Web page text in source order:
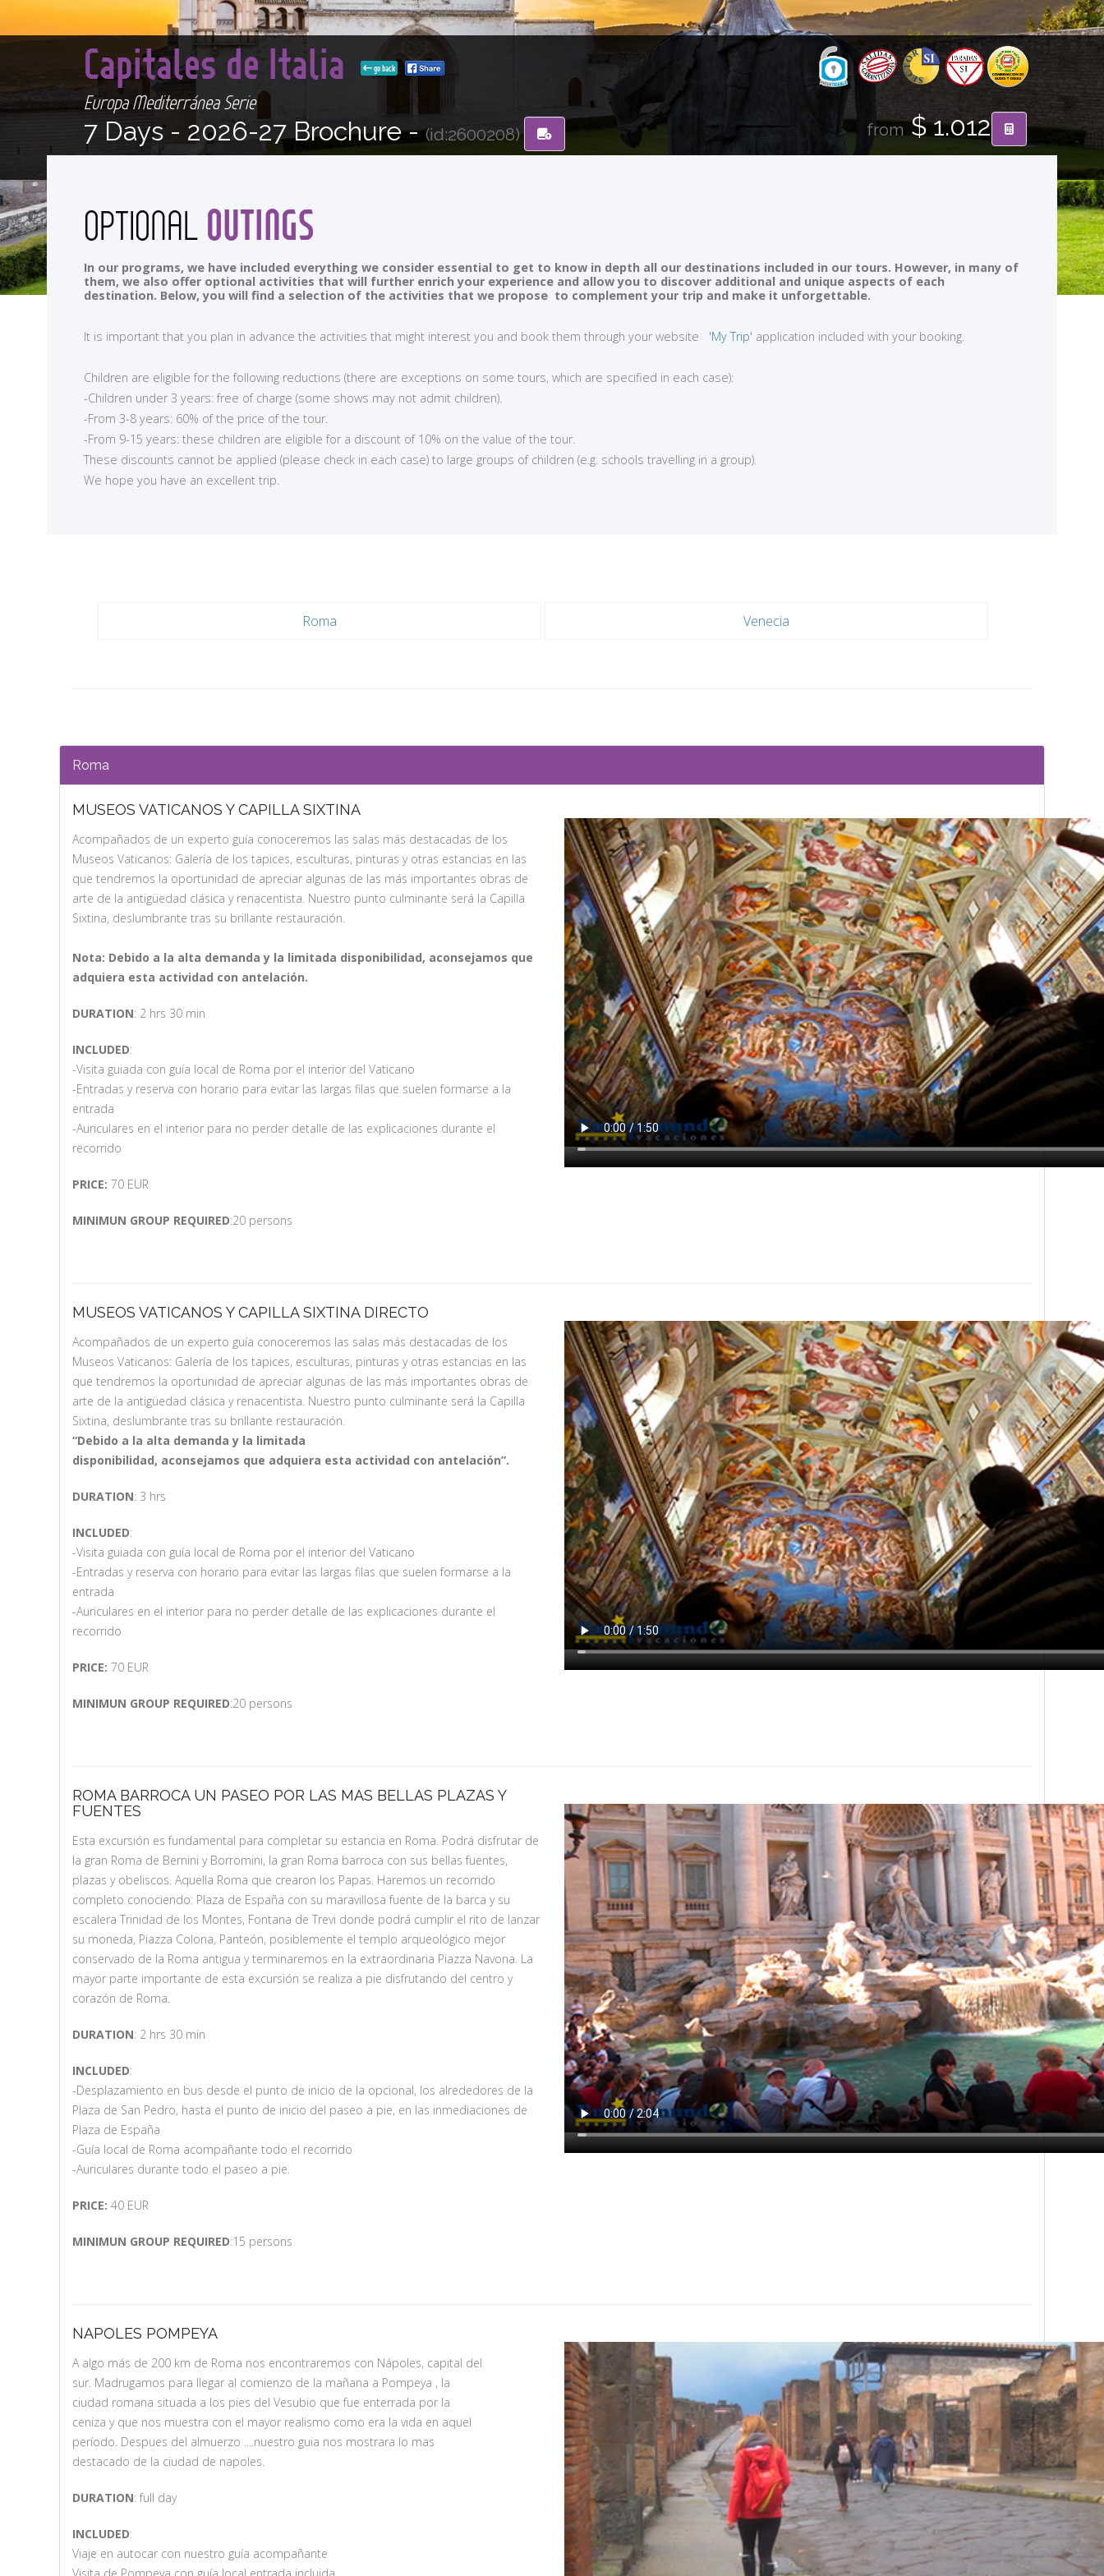
Capitales de Italia go back
Europa Mediterránea Serie
7 Days - 2026-27 Brochure -(id:2600208) from$ 1.012
OPTIONALOUTINGS
In our programs, we have included everything we consider essential to get to know in depth all our destinations included in our tours. However, in many of
them, we also offer optional activities that will further enrich your experience and allow you to discover additional and unique aspects of each
destination. Below, you will find a selection of the activities that we propose to complement your trip and make it unforgettable.
It is important that you plan in advance the activities that might interest you and book them through your website 'My Trip' application included with your booking.
Children are eligible for the following reductions (there are exceptions on some tours, which are specified in each case):
-Children under 3 years: free of charge (some shows may not admit children).
-From 3-8 years: 60% of the price of the tour.
-From 9-15 years: these children are eligible for a discount of 10% on the value of the tour.
These discounts cannot be applied (please check in each case) to large groups of children (e.g. schools travelling in a group).
We hope you have an excellent trip.
Roma Venecia
Roma
MUSEOS VATICANOS Y CAPILLA SIXTINA
Acompañados de un experto guía conoceremos las salas más destacadas de los
Museos Vaticanos: Galería de los tapices, esculturas, pinturas y otras estancias en las
que tendremos la oportunidad de apreciar algunas de las más importantes obras de
arte de la antigüedad clásica y renacentista. Nuestro punto culminante será la Capilla
Sixtina, deslumbrante tras su brillante restauración.
Nota: Debido a la alta demanda y la limitada disponibilidad, aconsejamos que
adquiera esta actividad con antelación.
DURATION: 2 hrs 30 min
INCLUDED:
-Visita guiada con guía local de Roma por el interior del Vaticano
-Entradas y reserva con horario para evitar las largas filas que suelen formarse a la
entrada
-Auriculares en el interior para no perder detalle de las explicaciones durante el
recorrido
PRICE: 70 EUR
MINIMUN GROUP REQUIRED:20 persons
MUSEOS VATICANOS Y CAPILLA SIXTINA DIRECTO
Acompañados de un experto guía conoceremos las salas más destacadas de los
Museos Vaticanos: Galería de los tapices, esculturas, pinturas y otras estancias en las
que tendremos la oportunidad de apreciar algunas de las más importantes obras de
arte de la antigüedad clásica y renacentista. Nuestro punto culminante será la Capilla
Sixtina, deslumbrante tras su brillante restauración.
“Debido a la alta demanda y la limitada
disponibilidad, aconsejamos que adquiera esta actividad con antelación”.
DURATION: 3 hrs
INCLUDED:
-Visita guiada con guía local de Roma por el interior del Vaticano
-Entradas y reserva con horario para evitar las largas filas que suelen formarse a la
entrada
-Auriculares en el interior para no perder detalle de las explicaciones durante el
recorrido
PRICE: 70 EUR
MINIMUN GROUP REQUIRED:20 persons
ROMA BARROCA UN PASEO POR LAS MAS BELLAS PLAZAS Y
FUENTES
Esta excursión es fundamental para completar su estancia en Roma. Podrá disfrutar de
la gran Roma de Bernini y Borromini, la gran Roma barroca con sus bellas fuentes,
plazas y obeliscos. Aquella Roma que crearon los Papas. Haremos un recorrido
completo conociendo: Plaza de España con su maravillosa fuente de la barca y su
escalera Trinidad de los Montes, Fontana de Trevi donde podrá cumplir el rito de lanzar
su moneda, Piazza Colona, Panteón, posiblemente el templo arqueológico mejor
conservado de la Roma antigua y terminaremos en la extraordinaria Piazza Navona. La
mayor parte importante de esta excursión se realiza a pie disfrutando del centro y
corazón de Roma.
DURATION: 2 hrs 30 min
INCLUDED:
-Desplazamiento en bus desde el punto de inicio de la opcional, los alrededores de la
Plaza de San Pedro, hasta el punto de inicio del paseo a pie, en las inmediaciones de
Plaza de España
-Guía local de Roma acompañante todo el recorrido
-Auriculares durante todo el paseo a pie.
PRICE: 40 EUR
MINIMUN GROUP REQUIRED:15 persons
NAPOLES POMPEYA
A algo más de 200 km de Roma nos encontraremos con Nápoles, capital del
sur. Madrugamos para llegar al comienzo de la mañana a Pompeya , la
ciudad romana situada a los pies del Vesubio que fue enterrada por la
ceniza y que nos muestra con el mayor realismo como era la vida en aquel
período. Despues del almuerzo ....nuestro guia nos mostrara lo mas
destacado de la ciudad de napoles.
DURATION: full day
INCLUDED:
Viaje en autocar con nuestro guía acompañante